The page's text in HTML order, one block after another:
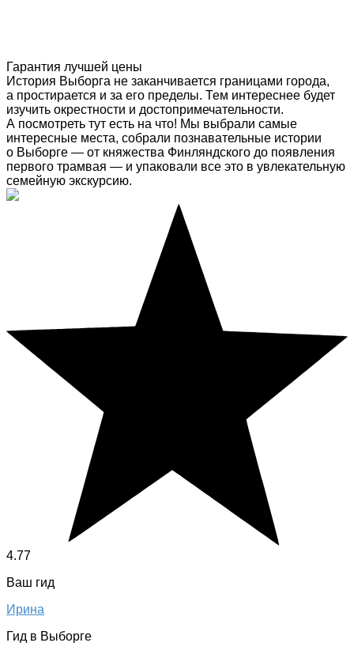
Гарантия лучшей цены
История Выборга не заканчивается границами города,
а простирается и за его пределы. Тем интереснее будет
изучить окрестности и достопримечательности.
А посмотреть тут есть на что! Мы выбрали самые
интересные места, собрали познавательные истории
о Выборге — от княжества Финляндского до появления
первого трамвая — и упаковали все это в увлекательную
семейную экскурсию.
4.77
Ваш гид
Ирина
Гид в Выборге